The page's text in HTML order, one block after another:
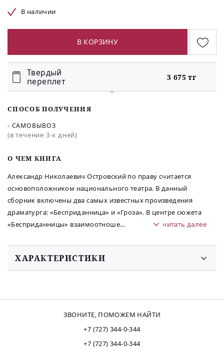
O ЧЕМ КНИГА
Александр Николаевич Островский по праву считается
основоположником национального театра. В данный
сборник включены два самых известных произведения
драматурга: «Бесприданница» и «Гроза». В центре сюжета
«Бесприданницы» взаимоотноше... читать далее
В наличии
В КОРЗИНУ
Твердый
переплет
3 675 тг
СПОСОБ ПОЛУЧЕНИЯ
- САМОВЫВОЗ
(в течение 3-х дней)
ХАРАКТЕРИСТИКИ
ЗВОНИТЕ, ПОМОЖЕМ НАЙТИ
+7 (727) 344-0-344
+7 (727) 344-0-344